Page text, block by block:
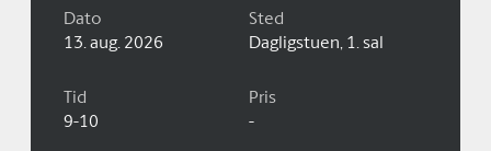
Dato
13. aug. 2026
Sted
Dagligstuen, 1. sal
Tid
9-10
Pris
-